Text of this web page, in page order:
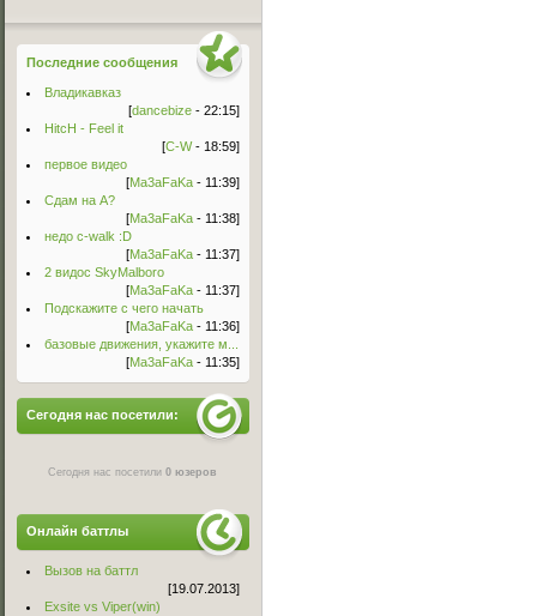
Последние сообщения
Владикавказ
[dancebize - 22:15]
HitcH - Feel it
[C-W- 18:59]
первое видео
[Ma3aFaKa - 11:39]
Сдам на А?
[Ma3aFaKa - 11:38]
недо c-walk :D
[Ma3aFaKa - 11:37]
2 видос SkyMalboro
[Ma3aFaKa - 11:37]
Подскажите с чего начать
[Ma3aFaKa - 11:36]
базовые движения, укажите м...
[Ma3aFaKa - 11:35]
Сегодня нас посетили:
Сегодня нас посетили0 юзеров
Онлайн баттлы
Вызов на баттл
[19.07.2013]
Exsite vs Viper(win)